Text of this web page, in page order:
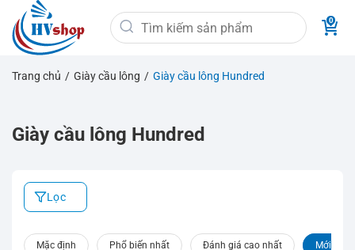
qua
nội
dung
Tìm
kiếm:
Trang chủ / Giày cầu lông / Giày cầu lông Hundred
Giày cầu lông Hundred
Lọc
Mặc định Phổ biến nhất Đánh giá cao nhất Mới nhất